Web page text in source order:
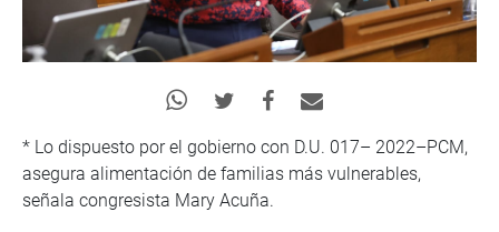
* Lo dispuesto por el gobierno con D.U. 017– 2022–PCM,
asegura alimentación de familias más vulnerables,
señala congresista Mary Acuña.